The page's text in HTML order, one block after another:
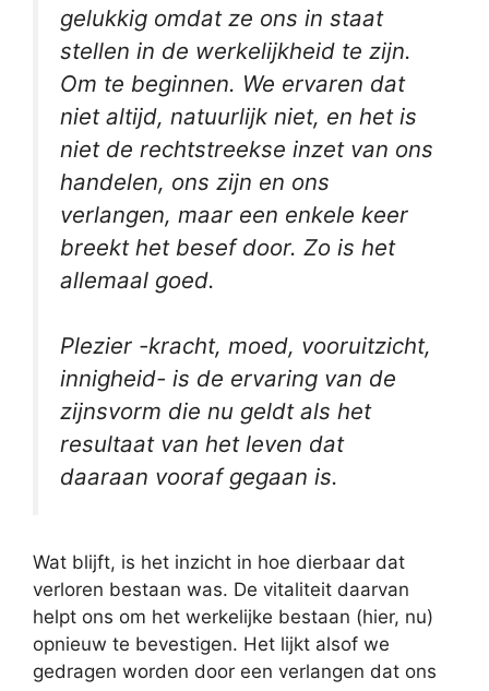
gelukkig omdat ze ons in staat
stellen in de werkelijkheid te zijn.
Om te beginnen. We ervaren dat
niet altijd, natuurlijk niet, en het is
niet de rechtstreekse inzet van ons
handelen, ons zijn en ons
verlangen, maar een enkele keer
breekt het besef door. Zo is het
allemaal goed.
Plezier -kracht, moed, vooruitzicht,
innigheid- is de ervaring van de
zijnsvorm die nu geldt als het
resultaat van het leven dat
daaraan vooraf gegaan is.
Wat blijft, is het inzicht in hoe dierbaar dat
verloren bestaan was. De vitaliteit daarvan
helpt ons om het werkelijke bestaan (hier, nu)
opnieuw te bevestigen. Het lijkt alsof we
gedragen worden door een verlangen dat ons